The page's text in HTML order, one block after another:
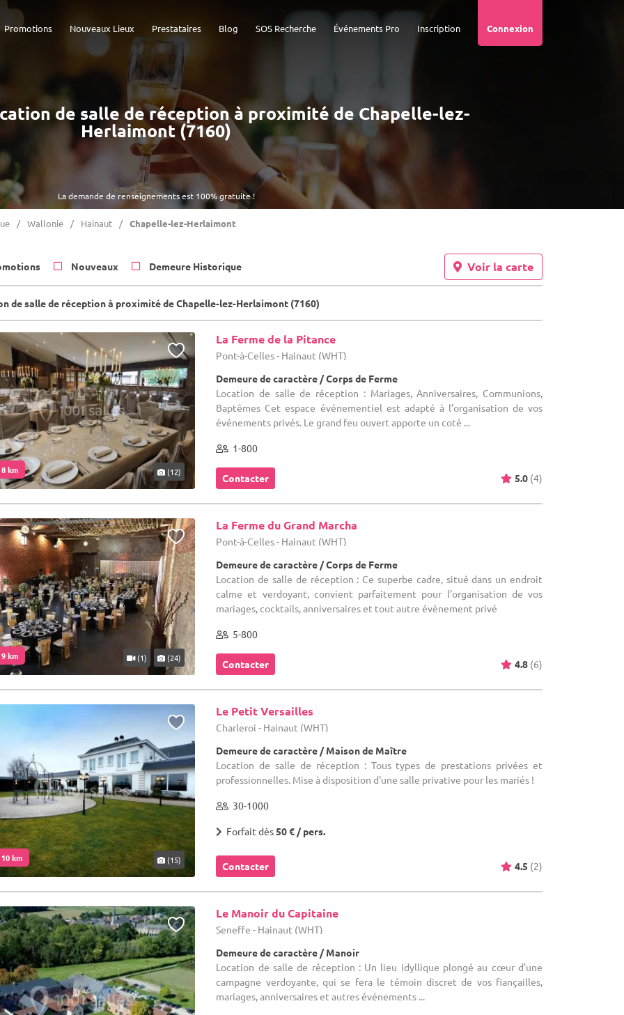
Connexion
Inscription
Événements Pro
SOS Recherche
Blog
Prestataires
Nouveaux Lieux
Promotions
La demande de renseignements est 100% gratuite !
de salle de réception à proximité de Chapelle-lez-
Herlaimont (7160)
Wallonie Hainaut Chapelle-lez-Herlaimont
Nouveaux Demeure Historique Voir la carte
de salle de réception à proximité de Chapelle-lez-Herlaimont (7160)
km (12)
La Ferme de la Pitance
Pont-à-Celles - Hainaut (WHT)
Demeure de caractère / Corps de Ferme
Location de salle de réception : Mariages, Anniversaires, Communions,
Baptêmes Cet espace événementiel est adapté à l’organisation de vos
événements privés. Le grand feu ouvert apporte un coté ...
1-800
Contacter 5.0 (4)
km (1) (24)
La Ferme du Grand Marcha
Pont-à-Celles - Hainaut (WHT)
Demeure de caractère / Corps de Ferme
Location de salle de réception : Ce superbe cadre, situé dans un endroit
calme et verdoyant, convient parfaitement pour l’organisation de vos
mariages, cocktails, anniversaires et tout autre évènement privé
5-800
Contacter 4.8 (6)
km (15)
Le Petit Versailles
Charleroi - Hainaut (WHT)
Demeure de caractère / Maison de Maître
Location de salle de réception : Tous types de prestations privées et
professionnelles. Mise à disposition d'une salle privative pour les mariés !
30-1000
Forfait dès50 € / pers.
Contacter 4.5 (2)
Le Manoir du Capitaine
Seneffe - Hainaut (WHT)
Demeure de caractère / Manoir
Location de salle de réception : Un lieu idyllique plongé au cœur d'une
campagne verdoyante, qui se fera le témoin discret de vos fiançailles,
mariages, anniversaires et autres événements ...